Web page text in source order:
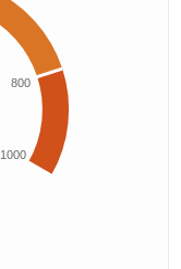
800
1000